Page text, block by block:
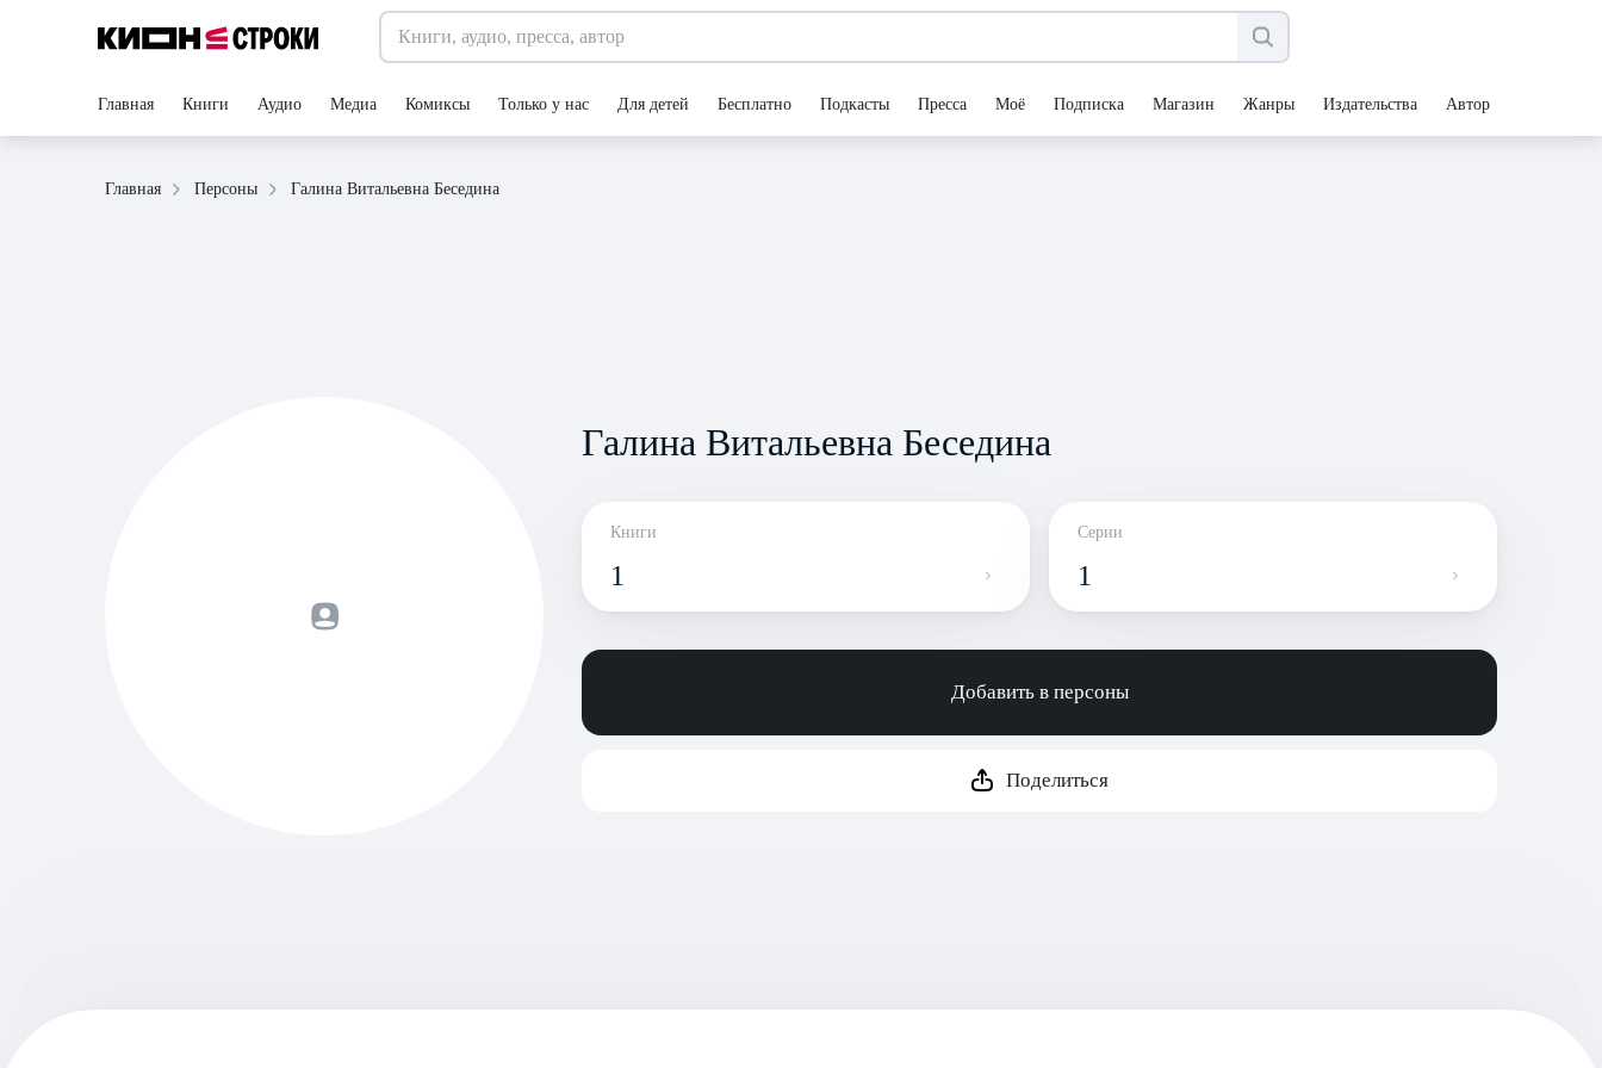
Главная Книги Аудио Медиа Комиксы Только у нас Для детей Бесплатно Подкасты Пресса Моё Подписка Магазин Жанры Издательства Авторы
Главная Персоны Галина Витальевна Беседина
Галина Витальевна Беседина
Книги
1
Серии
1
Добавить в персоны
Поделиться